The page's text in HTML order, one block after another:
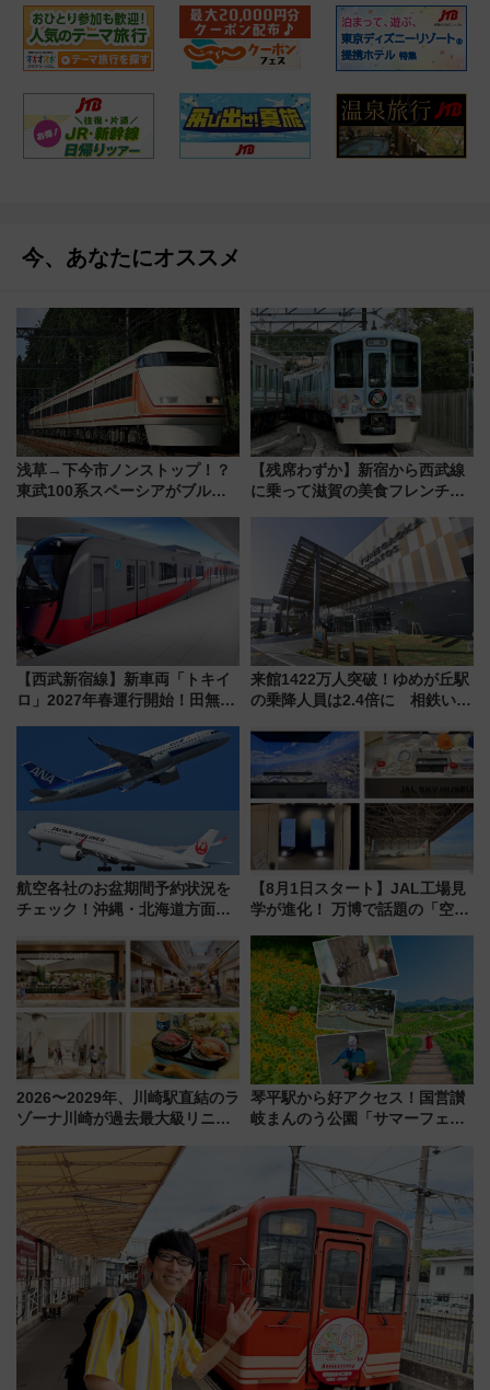
今、あなたにオススメ
浅草→下今市ノンストップ！？
東武100系スペーシアがブルー
ー当時の停車駅」を再現 運転
時刻や特急券の買い方を紹介
【残席わずか】新宿から西武線
に乗って滋賀の美食フレンチを
「52席の至福」で味わう近江牛
や伝統文化の特別コラボ
【西武新宿線】新車両「トキイ
ロ」2027年春運行開始！田無・
「第2弾」も
来館1422万人突破！ゆめが丘駅
の乗降人員は2.4倍に 相鉄いず
年祭にそうにゃん＆DB.スター
マンが登場
航空各社のお盆期間予約状況を
チェック！沖縄・北海道方面は
日は？
【8月1日スタート】JAL工場見
学が進化！ 万博で話題の「空飛
限定の歴代制服仮想試着体験も
レポート
2026〜2029年、川崎駅直結のラ
ゾーナ川崎が過去最大級リニュ
「いつから何が変わるか」徹底
解説！
琴平駅から好アクセス！国営讃
岐まんのう公園「サマーフェス
ブトムシに楽しいがいっぱい